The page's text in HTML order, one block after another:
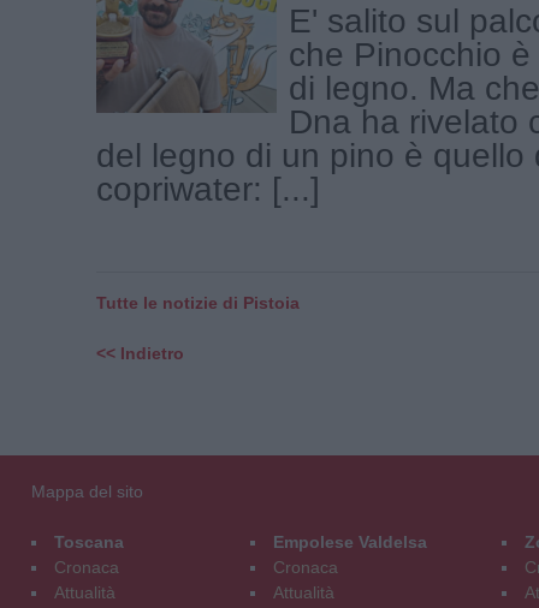
E' salito sul
che Pinocchio
di legno. Ma
Dna ha rivelato
del legno di un pino è quello
copriwater: [...]
Tutte le notizie di Pistoia
<< Indietro
Mappa del sito
Toscana
Cronaca
Attualità
Empolese Valdelsa
Cronaca
Attualità